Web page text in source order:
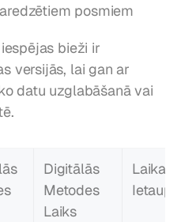
posmiem
bieži ir
versijās, lai gan ar
datu uzglabāšanā vai
Digitālās
Metodes
Laiks
Laika